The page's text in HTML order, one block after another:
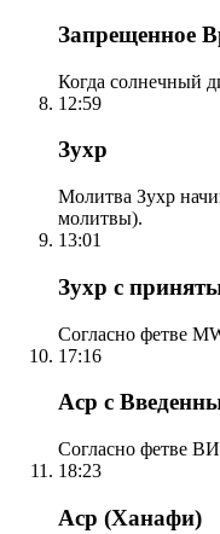
Запрещенное
Когда солнечный
12:59
Зухр
Молитва Зухр
молитвы).
13:01
Зухр с
Согласно фетве
17:16
Аср с
Согласно фетве
18:23
Аср (Ханафи)